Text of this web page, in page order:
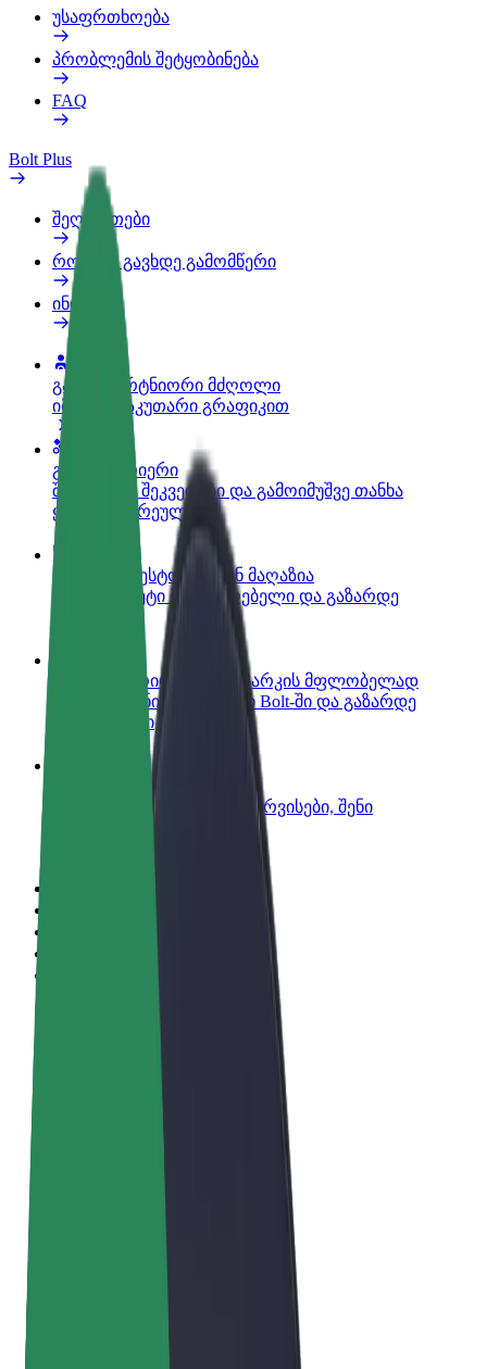
უსაფრთხოება
პრობლემის შეტყობინება
FAQ
Bolt Plus
შეღავათები
როგორ გავხდე გამომწერი
ინფო
გახდი პარტნიორი მძღოლი
იმუშავე საკუთარი გრაფიკით
გახდი კურიერი
შეასრულე შეკვეთები და გამოიმუშვე თანხა
ყოველკვირეულად
დაამატე რესტორანი ან მაღაზია
მოიზიდე მეტი მომხმარებელი და გაზარდე
დარეგისტრირდი ავტოპარკის მფლობელად
დაამატე შენი ავტოპარკი Bolt-ში და გაზარდე
შემოსავალი
Bolt-ის პროდუქტები და სერვისები, შენი